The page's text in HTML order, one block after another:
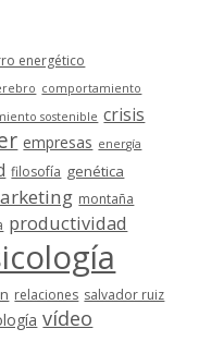
energético
comportamiento
sostenible crisis
empresas energía
filosofía genética
montaña
productividad
relaciones salvador ruiz
vídeo